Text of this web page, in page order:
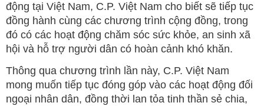
động tại Việt Nam, C.P. Việt Nam cho biết sẽ tiếp tục
đồng hành cùng các chương trình cộng đồng, trong
đó có các hoạt động chăm sóc sức khỏe, an sinh xã
hội và hỗ trợ người dân có hoàn cảnh khó khăn.
Thông qua chương trình lần này, C.P. Việt Nam
mong muốn tiếp tục đóng góp vào các hoạt động đối
ngoại nhân dân, đồng thời lan tỏa tinh thần sẻ chia,